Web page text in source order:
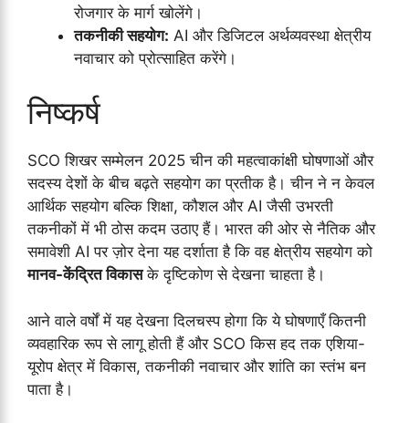
रोजगार के मार्ग खोलेंगे।
तकनीकी सहयोग: AI और डिजिटल अर्थव्यवस्था क्षेत्रीय
नवाचार को प्रोत्साहित करेंगे।
निष्कर्ष
SCO शिखर सम्मेलन 2025 चीन की महत्वाकांक्षी घोषणाओं और
सदस्य देशों के बीच बढ़ते सहयोग का प्रतीक है। चीन ने न केवल
आर्थिक सहयोग बल्कि शिक्षा, कौशल और AI जैसी उभरती
तकनीकों में भी ठोस कदम उठाए हैं। भारत की ओर से नैतिक और
समावेशी AI पर ज़ोर देना यह दर्शाता है कि वह क्षेत्रीय सहयोग को
मानव-केंद्रित विकासके दृष्टिकोण से देखना चाहता है।
आने वाले वर्षों में यह देखना दिलचस्प होगा कि ये घोषणाएँ कितनी
व्यवहारिक रूप से लागू होती हैं और SCO किस हद तक एशिया-
यूरोप क्षेत्र में विकास, तकनीकी नवाचार और शांति का स्तंभ बन
पाता है।